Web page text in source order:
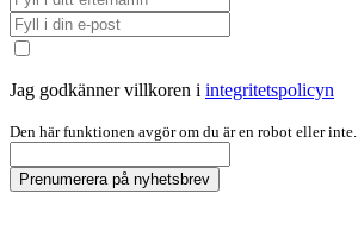
Jag godkänner villkoren i integritetspolicyn
Den här funktionen avgör om du är en robot eller inte.